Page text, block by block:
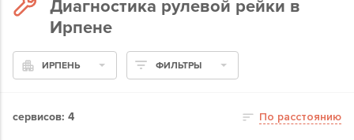
Диагностика рулевой рейки в
Ирпене
ИРПЕНЬ ФИЛЬТРЫ
сервисов: 4 По расстоянию